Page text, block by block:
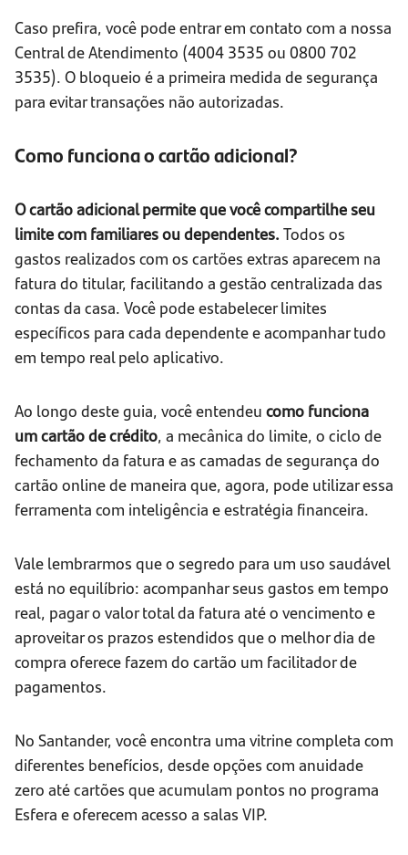
Caso prefira, você pode entrar em contato com a nossa
Central de Atendimento (4004 3535 ou 0800 702
3535). O bloqueio é a primeira medida de segurança
para evitar transações não autorizadas.
Como funciona o cartão adicional?
O cartão adicional permite que você compartilhe seu
limite com familiares ou dependentes. Todos os
gastos realizados com os cartões extras aparecem na
fatura do titular, facilitando a gestão centralizada das
contas da casa. Você pode estabelecer limites
específicos para cada dependente e acompanhar tudo
em tempo real pelo aplicativo.
Ao longo deste guia, você entendeu como funciona
um cartão de crédito, a mecânica do limite, o ciclo de
fechamento da fatura e as camadas de segurança do
cartão online de maneira que, agora, pode utilizar essa
ferramenta com inteligência e estratégia financeira.
Vale lembrarmos que o segredo para um uso saudável
está no equilíbrio: acompanhar seus gastos em tempo
real, pagar o valor total da fatura até o vencimento e
aproveitar os prazos estendidos que o melhor dia de
compra oferece fazem do cartão um facilitador de
pagamentos.
No Santander, você encontra uma vitrine completa com
diferentes benefícios, desde opções com anuidade
zero até cartões que acumulam pontos no programa
Esfera e oferecem acesso a salas VIP.